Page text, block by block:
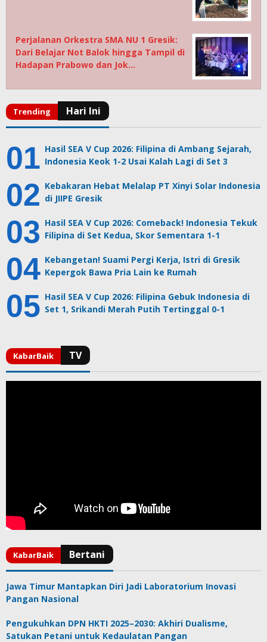
Perjalanan Orkestra SMA NU 1 Gresik:
Dari Belajar Not Balok hingga Tampil di
Hadapan Prabowo dan Jok…
Hasil SEA V Cup 2026: Filipina di Ambang Sejarah,
Indonesia Keok 1-2 Usai Kalah Lagi di Set 3
Kebakaran Hebat Melalap PT Xinyi Solar Indonesia
di JIIPE Gresik
Hasil SEA V Cup 2026: Comeback! Indonesia Tekuk
Filipina di Set Kedua, Skor Sementara 1-1
Kebangetan! Suami Pergi Kerja, Istri di Gresik
Kepergok Bawa Pria Lain ke Rumah
Hasil SEA V Cup 2026: Filipina Gebuk Indonesia di
Set 1, Srikandi Merah Putih Tertinggal 0-1
Jawa Timur Mantapkan Diri Jadi Laboratorium Inovasi
Pangan Nasional
Pengukuhkan DPN HKTI 2025–2030: Akhiri Dualisme,
Satukan Petani untuk Kedaulatan Pangan